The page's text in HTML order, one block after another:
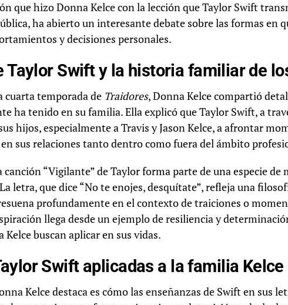
que hizo Donna Kelce con la lección que Taylor Swift
ha abierto un interesante debate sobre las formas en
y decisiones personales.
Taylor Swift y la historia familiar de
cuarta temporada de Traidores, Donna Kelce compartió
ha tenido en su familia. Ella explicó que Taylor Swift, a
hijos, especialmente a Travis y Jason Kelce, a afrontar
sus relaciones tanto dentro como fuera del ámbito
“Vigilante” de Taylor forma parte de una especie de
letra, que dice “No te enojes, desquítate”, refleja una
profundamente en el contexto de traiciones o
llega desde un ejemplo de resiliencia y
buscan aplicar en sus vidas.
Swift aplicadas a la familia Kelce
Kelce destaca es cómo las enseñanzas de Swift en sus